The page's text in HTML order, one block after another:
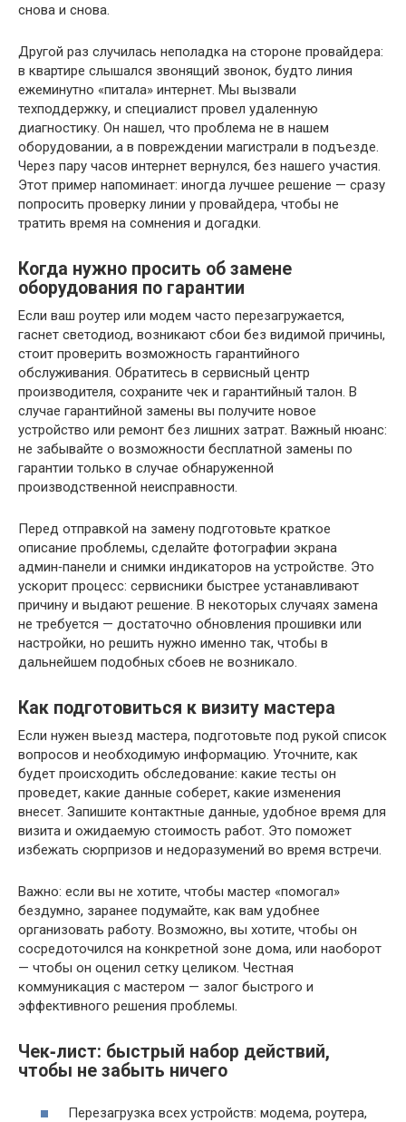
снова и снова.
Другой раз случилась неполадка на стороне провайдера:
в квартире слышался звонящий звонок, будто линия
ежеминутно «питала» интернет. Мы вызвали
техподдержку, и специалист провел удаленную
диагностику. Он нашел, что проблема не в нашем
оборудовании, а в повреждении магистрали в подъезде.
Через пару часов интернет вернулся, без нашего участия.
Этот пример напоминает: иногда лучшее решение — сразу
попросить проверку линии у провайдера, чтобы не
тратить время на сомнения и догадки.
Когда нужно просить об замене
оборудования по гарантии
Если ваш роутер или модем часто перезагружается,
гаснет светодиод, возникают сбои без видимой причины,
стоит проверить возможность гарантийного
обслуживания. Обратитесь в сервисный центр
производителя, сохраните чек и гарантийный талон. В
случае гарантийной замены вы получите новое
устройство или ремонт без лишних затрат. Важный нюанс:
не забывайте о возможности бесплатной замены по
гарантии только в случае обнаруженной
производственной неисправности.
Перед отправкой на замену подготовьте краткое
описание проблемы, сделайте фотографии экрана
админ‑панели и снимки индикаторов на устройстве. Это
ускорит процесс: сервисники быстрее устанавливают
причину и выдают решение. В некоторых случаях замена
не требуется — достаточно обновления прошивки или
настройки, но решить нужно именно так, чтобы в
дальнейшем подобных сбоев не возникало.
Как подготовиться к визиту мастера
Если нужен выезд мастера, подготовьте под рукой список
вопросов и необходимую информацию. Уточните, как
будет происходить обследование: какие тесты он
проведет, какие данные соберет, какие изменения
внесет. Запишите контактные данные, удобное время для
визита и ожидаемую стоимость работ. Это поможет
избежать сюрпризов и недоразумений во время встречи.
Важно: если вы не хотите, чтобы мастер «помогал»
бездумно, заранее подумайте, как вам удобнее
организовать работу. Возможно, вы хотите, чтобы он
сосредоточился на конкретной зоне дома, или наоборот
— чтобы он оценил сетку целиком. Честная
коммуникация с мастером — залог быстрого и
эффективного решения проблемы.
Чек‑лист: быстрый набор действий,
чтобы не забыть ничего
Перезагрузка всех устройств: модема, роутера,